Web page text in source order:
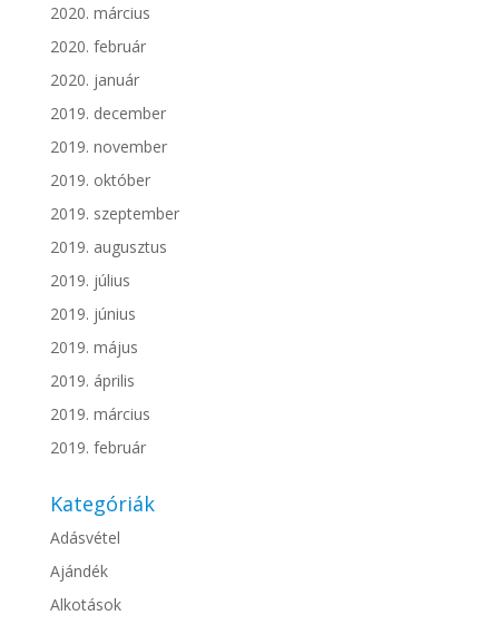
2020. március
2020. február
2020. január
2019. december
2019. november
2019. október
2019. szeptember
2019. augusztus
2019. július
2019. június
2019. május
2019. április
2019. március
2019. február
Kategóriák
Adásvétel
Ajándék
Alkotások